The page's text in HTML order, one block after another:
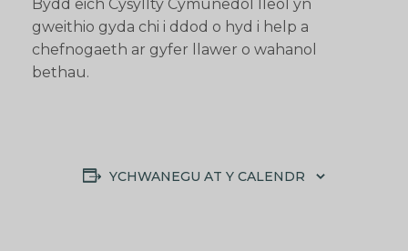
Bydd eich Cysyllty Cymunedol lleol yn
gweithio gyda chi i ddod o hyd i help a
chefnogaeth ar gyfer llawer o wahanol
bethau.
YCHWANEGU AT Y CALENDR